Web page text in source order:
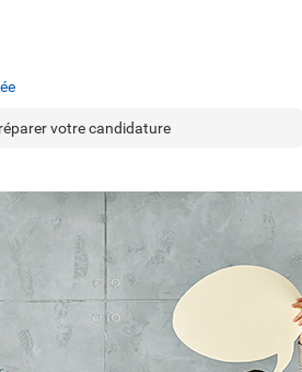
votre candidature